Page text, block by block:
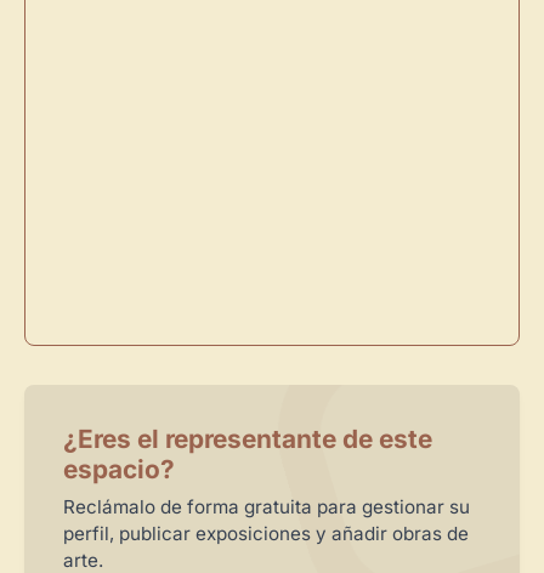
¿Eres el representante de este
espacio?
Reclámalo de forma gratuita para gestionar su
perfil, publicar exposiciones y añadir obras de
arte.
centro de control para gestionar todo tu arte.
Administra tu Espacio de Arte
Crea eventos y noticias
Recibe y responde mensajes
Sigue las visitas de tus obras